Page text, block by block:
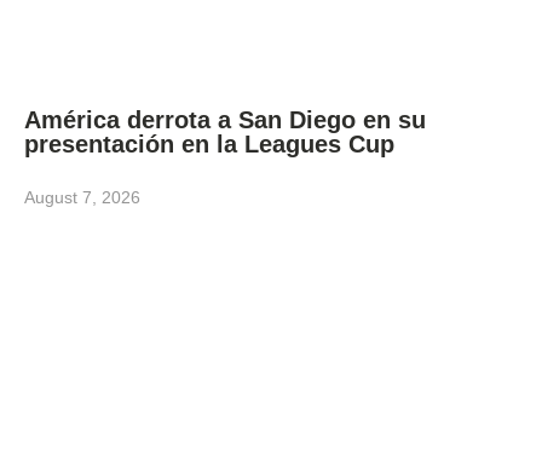
América derrota a San Diego en su
presentación en la Leagues Cup
August 7, 2026